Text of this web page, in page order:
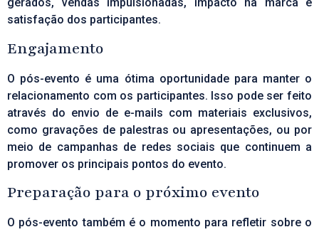
gerados, vendas impulsionadas, impacto na marca e
satisfação dos participantes.
Engajamento
O pós-evento é uma ótima oportunidade para manter o
relacionamento com os participantes. Isso pode ser feito
através do envio de e-mails com materiais exclusivos,
como gravações de palestras ou apresentações, ou por
meio de campanhas de redes sociais que continuem a
promover os principais pontos do evento.
Preparação para o próximo evento
O pós-evento também é o momento para refletir sobre o